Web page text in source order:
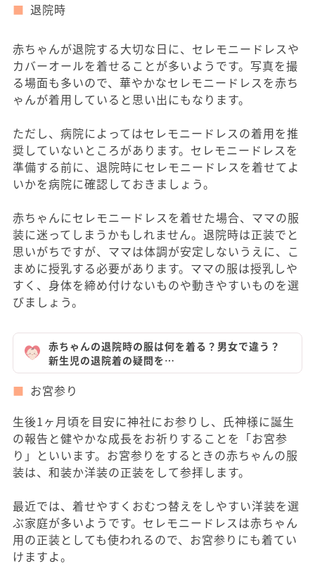
退院時
赤ちゃんが退院する大切な日に、セレモニードレスや
カバーオールを着せることが多いようです。写真を撮
る場面も多いので、華やかなセレモニードレスを赤ち
ゃんが着用していると思い出にもなります。
ただし、病院によってはセレモニードレスの着用を推
奨していないところがあります。セレモニードレスを
準備する前に、退院時にセレモニードレスを着せてよ
いかを病院に確認しておきましょう。
赤ちゃんにセレモニードレスを着せた場合、ママの服
装に迷ってしまうかもしれません。退院時は正装でと
思いがちですが、ママは体調が安定しないうえに、こ
まめに授乳する必要があります。ママの服は授乳しや
すく、身体を締め付けないものや動きやすいものを選
びましょう。
赤ちゃんの退院時の服は何を着る？男女で違う？
新生児の退院着の疑問を…
お宮参り
生後1ヶ月頃を目安に神社にお参りし、氏神様に誕生
の報告と健やかな成長をお祈りすることを「お宮参
り」といいます。お宮参りをするときの赤ちゃんの服
装は、和装か洋装の正装をして参拝します。
最近では、着せやすくおむつ替えをしやすい洋装を選
ぶ家庭が多いようです。セレモニードレスは赤ちゃん
用の正装としても使われるので、お宮参りにも着てい
けますよ。